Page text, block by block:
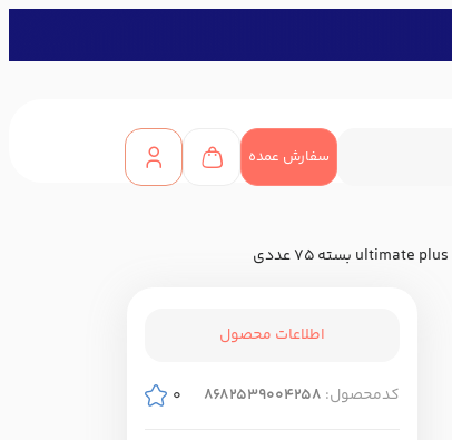
سفارش عمده
اطلاعات محصول
کدمحصول: 8682539004258
0